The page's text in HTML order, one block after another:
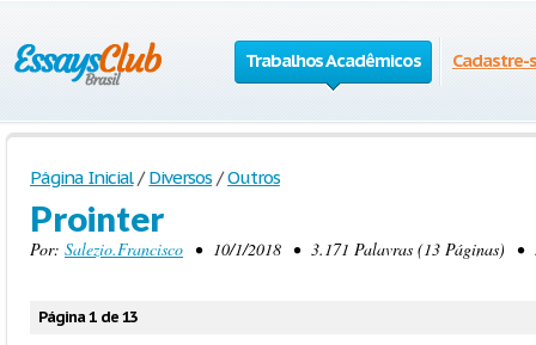
Trabalhos Acadêmicos Cadastre-
Página Inicial / Diversos / Outros
Prointer
Por: Salezio.Francisco • 10/1/2018 • 3.171 Palavras (13 Páginas) •
Página 1 de 13